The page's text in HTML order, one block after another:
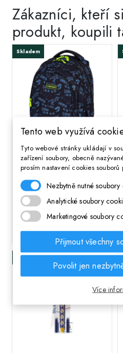
Zákazníci, kteří
produkt, koupili
Skladem
Školní batoh Head
TYRANNOSAURUS,
AB300, 502024114
Cena
1 048 Kč
;
Skladem
Tento web využívá
Tyto webové stránky ukládají v
zařízení soubory, obecně
prosím nastavení cookies
Nezbytně nutné soubory
Analytické soubory
Marketingové soubory
Přijmout všechny
Povolit jen
Více